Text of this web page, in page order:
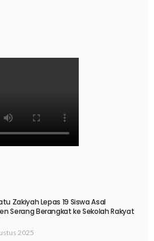
Zakiyah Lepas 19 Siswa Asal
Serang Berangkat ke Sekolah Rakyat
2025